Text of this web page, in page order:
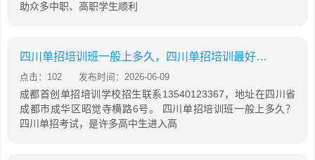
助众多中职、高职学生顺利
四川单招培训班一般上多久，四川单招培训最好的学校
点击：102 发布时间：2026-06-09
成都首创单招培训学校招生联系13540123367，地址在四川省
成都市成华区昭觉寺横路6号。 四川单招培训班一般上多久？
四川单招考试，是许多高中生进入高